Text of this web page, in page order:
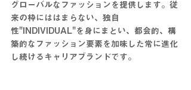
グローバルなファッションを提供します。従
来の枠にははまらない、独自
性"INDIVIDUAL"を身にまとい、都会的、構
築的なファッション要素を加味した常に進化
し続けるキャリアブランドです。